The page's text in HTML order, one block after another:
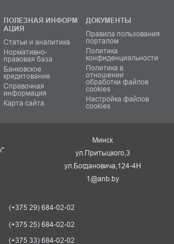
ПОЛЕЗНАЯ ИНФОРМ
АЦИЯ
Статьи и аналитика
Нормативно-
правовая база
Банковское
кредитование
Справочная
информация
Карта сайта
ДОКУМЕНТЫ
Правила пользования
порталом
Политика
конфиденциальности
Политика в
отношении
обработки файлов
cookies
Настройка файлов
cookies
Минск
ул.Притыцкого,3
ул.Богдановича,124-4Н
1@anb.by
(+375 29) 684-02-02
(+375 25) 684-02-02
(+375 33) 684-02-02